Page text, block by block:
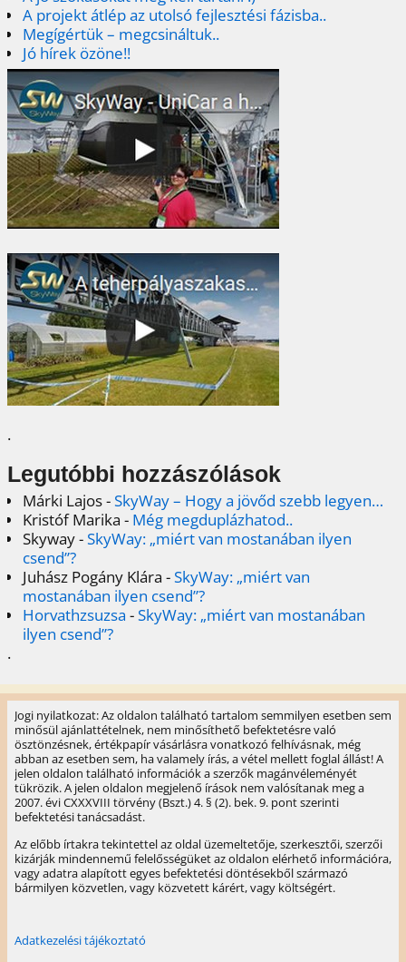
A projekt átlép az utolsó fejlesztési fázisba..
Megígértük – megcsináltuk..
Jó hírek özöne!!
.
Legutóbbi hozzászólások
Márki Lajos-SkyWay – Hogy a jövőd szebb legyen…
Kristóf Marika - Még megduplázhatod..
Skyway-SkyWay: „miért van mostanában ilyen
csend”?
Juhász Pogány Klára -SkyWay: „miért van
mostanában ilyen csend”?
Horvathzsuzsa -SkyWay: „miért van mostanában
ilyen csend”?
.
Jogi nyilatkozat: Az oldalon található tartalom semmilyen esetben sem
minősül ajánlattételnek, nem minősíthető befektetésre való
ösztönzésnek, értékpapír vásárlásra vonatkozó felhívásnak, még
abban az esetben sem, ha valamely írás, a vétel mellett foglal állást! A
jelen oldalon található információk a szerzők magánvéleményét
tükrözik. A jelen oldalon megjelenő írások nem valósítanak meg a
2007. évi CXXXVIII törvény (Bszt.) 4. § (2). bek. 9. pont szerinti
befektetési tanácsadást.
Az előbb írtakra tekintettel az oldal üzemeltetője, szerkesztői, szerzői
kizárják mindennemű felelősségüket az oldalon elérhető információra,
vagy adatra alapított egyes befektetési döntésekből származó
bármilyen közvetlen, vagy közvetett kárért, vagy költségért.
Adatkezelési tájékoztató